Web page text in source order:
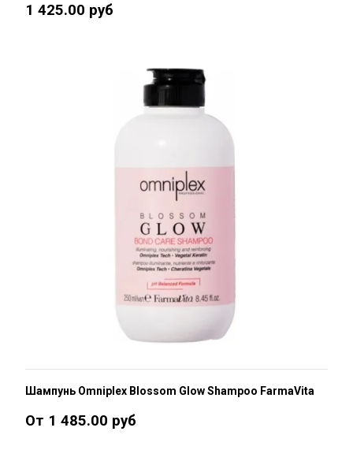
1 425.00 руб
Шампунь Omniplex Blossom Glow Shampoo FarmaVita
От 1 485.00 руб